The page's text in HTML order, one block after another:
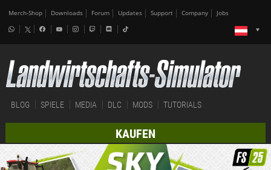
Merch-Shop Downloads Forum Updates Support Company Jobs
BLOG SPIELE MEDIA DLC MODS TUTORIALS
KAUFEN